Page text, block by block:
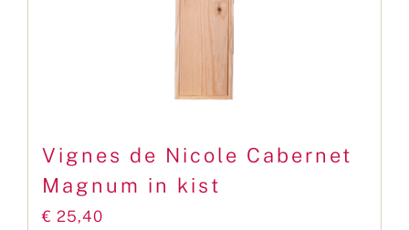
Vignes de Nicole Cabernet
Magnum in kist
€ 25,40